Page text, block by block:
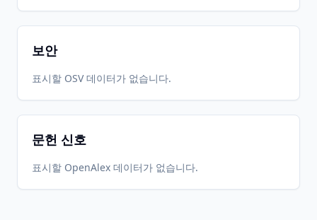
보안
표시할 OSV 데이터가 없습니다.
문헌 신호
표시할 OpenAlex 데이터가 없습니다.